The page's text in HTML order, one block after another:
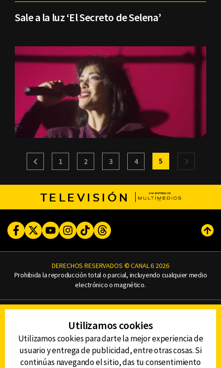
Sale a la luz ‘El Secreto de Selena’
1 2 3 4 5
TELEVISIÓN
FacebookTwitterYoutubeInstagram
TikTokThreads
DERECHOS RESERVADOS © CANAL 6 2026
Prohibida la reproducción total o parcial, incluyendo cualquier medio
electrónico o magnético.
AVISO DE PRIVACIDAD
DEFENSORÍA DE LAS AUDIENCIAS
Utilizamos cookies
Utilizamos cookies para darte la mejor experiencia de
usuario y entrega de publicidad, entre otras cosas. Si
continúas navegando el sitio, das tu consentimiento